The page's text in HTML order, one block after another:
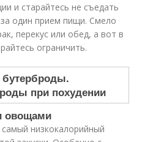
и старайтесь не съедать
один прием пищи. Смело
перекус или обед, а вот в
ограничить.
овощами
низкокалорийный